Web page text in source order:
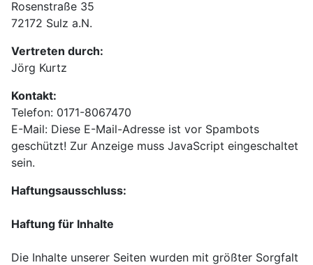
Rosenstraße 35
72172 Sulz a.N.
Vertreten durch:
Jörg Kurtz
Kontakt:
Telefon: 0171-8067470
E-Mail: Diese E-Mail-Adresse ist vor Spambots
geschützt! Zur Anzeige muss JavaScript eingeschaltet
sein.
Haftungsausschluss:
Haftung für Inhalte
Die Inhalte unserer Seiten wurden mit größter Sorgfalt